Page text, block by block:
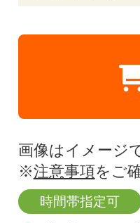
画像はイメージ
※注意事項をご
時間帯指定可